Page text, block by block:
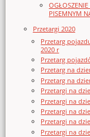
PISEMNYM
Przetargi 2020
Przetarg
2020 r
Przetarg
Przetarg na
Przetarg na
Przetargi na
Przetargi na
Przetargi na
Przetargi na
Przetargi na